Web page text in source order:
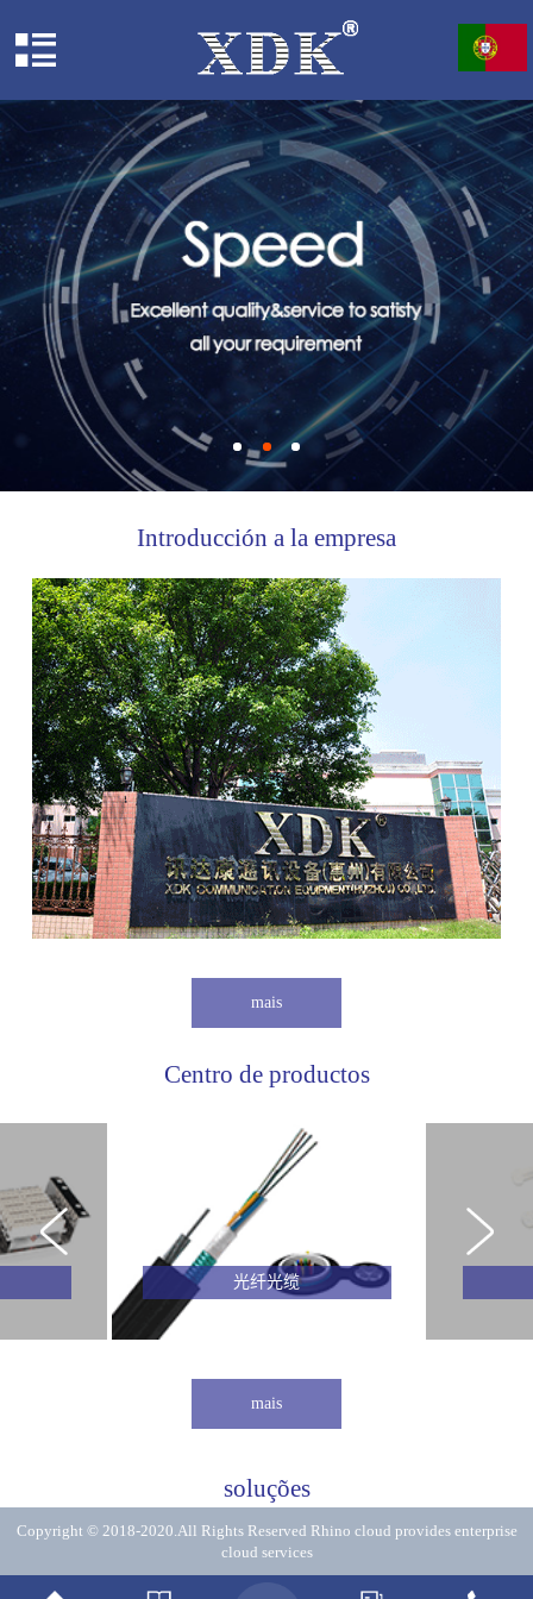
Introducción a la empresa
mais
Centro de productos
光纤光缆
mais
soluções
Copyright © 2018-2020.All Rights Reserved Rhino cloud provides enterprise
cloud services